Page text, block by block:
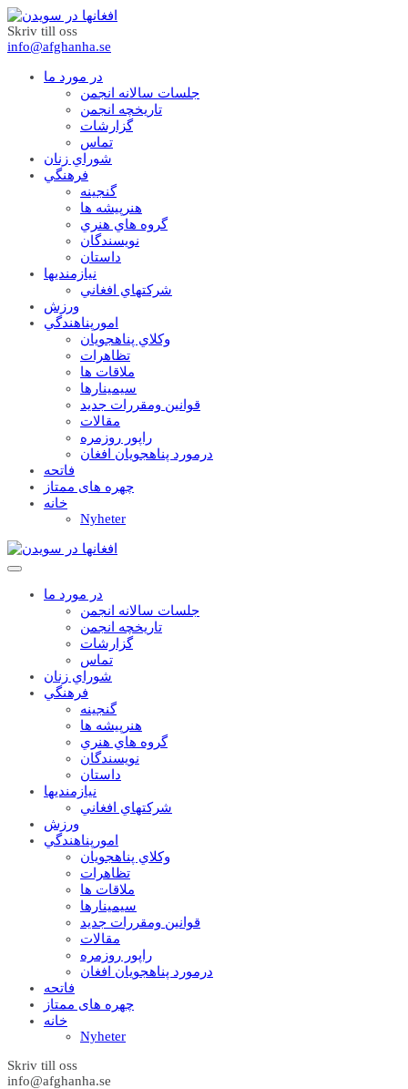
Skriv till oss
info@afghanha.se
در مورد ما
جلسات سالانه انجمن
تاریخچه انجمن
گزارشات
تماس
شوراي زنان
فرهنگي
گنجينه
هنرپيشه ها
گروه هاي هنري
نويسندگان
داستان
نيازمنديها
شرکتهاي افغاني
ورزش
امورپناهندگي
وکلاي پناهجويان
تظاهرات
ملاقات ها
سيمينارها
قوانين ومقررات جديد
مقالات
راپور روزمره
درمورد پناهجويان افغان
فاتحه
چهره های ممتاز
خانه
Nyheter
در مورد ما
جلسات سالانه انجمن
تاریخچه انجمن
گزارشات
تماس
شوراي زنان
فرهنگي
گنجينه
هنرپيشه ها
گروه هاي هنري
نويسندگان
داستان
نيازمنديها
شرکتهاي افغاني
ورزش
امورپناهندگي
وکلاي پناهجويان
تظاهرات
ملاقات ها
سيمينارها
قوانين ومقررات جديد
مقالات
راپور روزمره
درمورد پناهجويان افغان
فاتحه
چهره های ممتاز
خانه
Nyheter
Skriv till oss
info@afghanha.se